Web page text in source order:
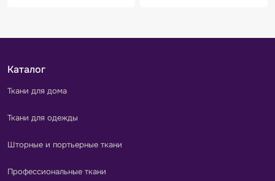
Каталог
Ткани для дома
Ткани для одежды
Шторные и портьерные ткани
Профессиональные ткани